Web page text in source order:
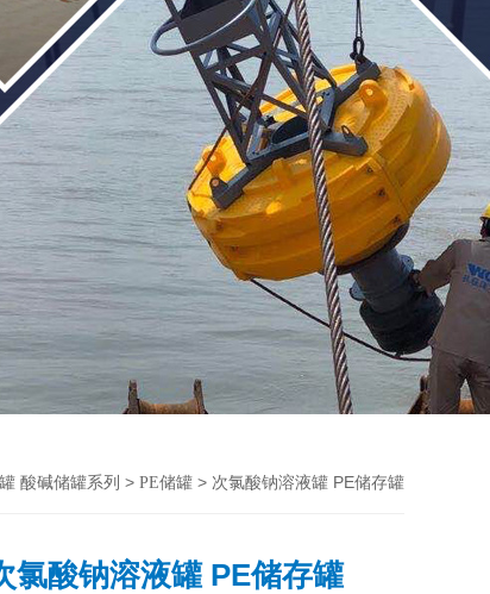
酸碱储罐系列 > PE储罐 > 次氯酸钠溶液罐 PE储存罐
氯酸钠溶液罐 PE储存罐